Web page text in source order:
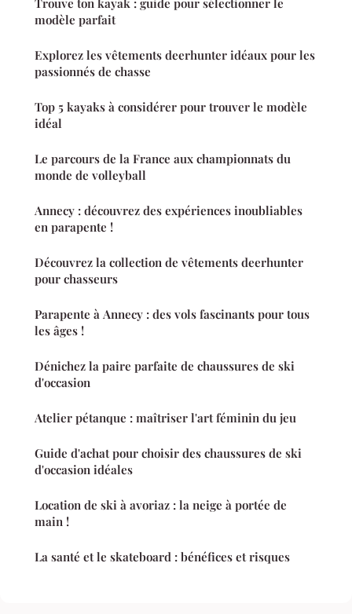
Trouve ton kayak : guide pour sélectionner le
modèle parfait
Explorez les vêtements deerhunter idéaux pour les
passionnés de chasse
Top 5 kayaks à considérer pour trouver le modèle
idéal
Le parcours de la France aux championnats du
monde de volleyball
Annecy : découvrez des expériences inoubliables
en parapente !
Découvrez la collection de vêtements deerhunter
pour chasseurs
Parapente à Annecy : des vols fascinants pour tous
les âges !
Dénichez la paire parfaite de chaussures de ski
d'occasion
Atelier pétanque : maîtriser l'art féminin du jeu
Guide d'achat pour choisir des chaussures de ski
d'occasion idéales
Location de ski à avoriaz : la neige à portée de
main !
La santé et le skateboard : bénéfices et risques